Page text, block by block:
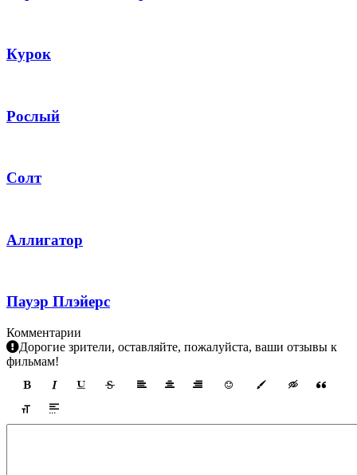
Курок
Рослый
Солт
Аллигатор
Пауэр Плэйерс
Комментарии
Дорогие зрители, оставляйте, пожалуйста, ваши отзывы к
фильмам!